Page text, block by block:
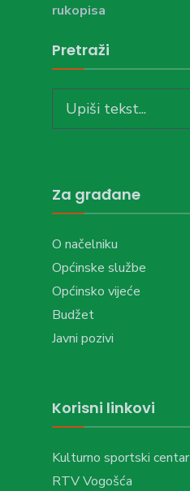
rukopisa
Pretraži
for:
Za građane
O načelniku
Općinske službe
Općinsko vijeće
Budžet
Javni pozivi
Korisni linkovi
Kulturno sportski centar
RTV Vogošća